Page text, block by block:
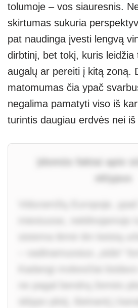
tolumoje – vos siauresnis.
skirtumas sukuria
pat naudinga įvesti lengvą
dirbtinį, bet tokį, kuris leidžia
augalų ar pereiti į kitą zoną.
matomumas čia ypač
negalima pamatyti viso iš
turintis daugiau erdvės nei iš
Įdomūs faktai apie
sklypus